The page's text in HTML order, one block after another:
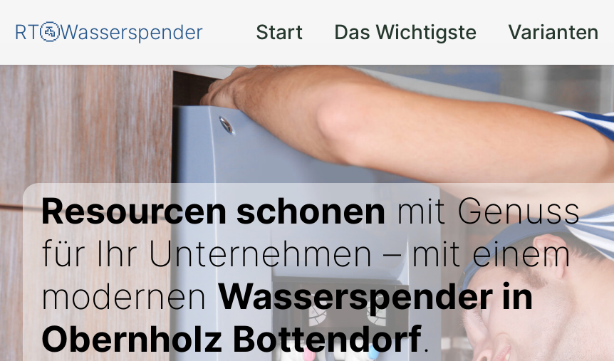
RT🚰Wasserspender Start Das Wichtigste Varianten
Resourcen schonen mit Genuss
für Ihr Unternehmen – mit einem
modernen Wasserspender in
Obernholz Bottendorf.